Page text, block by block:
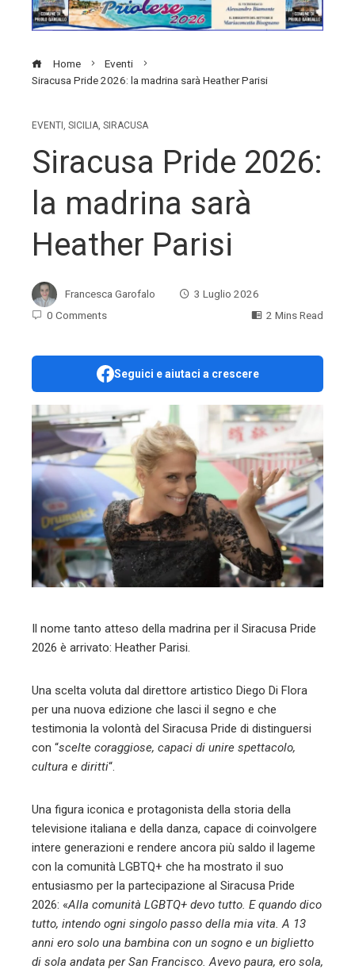
Home
Eventi
Siracusa Pride 2026: la madrina sarà Heather Parisi
EVENTI , SICILIA, SIRACUSA
Siracusa Pride 2026:
la madrina sarà
Heather Parisi
Francesca Garofalo
3 Luglio 2026
0 Comments
2 Mins Read
Seguici e aiutaci a crescere
Il nome tanto atteso della madrina per il Siracusa Pride
2026 è arrivato: Heather Parisi.
Una scelta voluta dal direttore artistico Diego Di Flora
per una nuova edizione che lasci il segno e che
testimonia la volontà del Siracusa Pride di distinguersi
con “scelte coraggiose, capaci di unire spettacolo,
cultura e diritti“.
Una figura iconica e protagonista della storia della
televisione italiana e della danza, capace di coinvolgere
intere generazioni e rendere ancora più saldo il lageme
con la comunità LGBTQ+ che ha mostrato il suo
entusiasmo per la partecipazione al Siracusa Pride
2026: «Alla comunità LGBTQ+ devo tutto. E quando dico
tutto, intendo ogni singolo passo della mia vita. A 13
anni ero solo una bambina con un sogno e un biglietto
di sola andata per San Francisco. Avevo paura, ero sola,